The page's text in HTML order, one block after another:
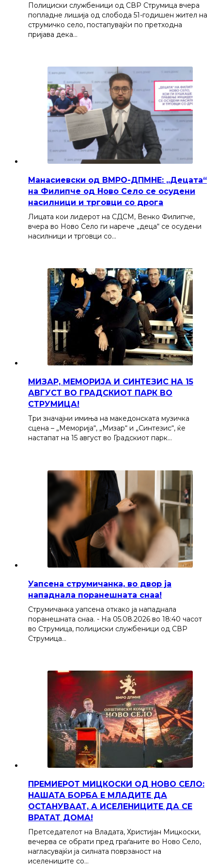
Полициски службеници од СВР Струмица вчера
попладне лишија од слобода 51-годишен жител на
струмичко село, постапувајќи по претходна
пријава дека…
Манасиевски од ВМРО-ДПМНЕ: „Децата“
на Филипче од Ново Село се осудени
насилници и трговци со дрога
Лицата кои лидерот на СДСМ, Венко Филипче,
вчера во Ново Село ги нарече „деца“ се осудени
насилници и трговци со…
МИЗАР, МЕМОРИЈА И СИНТЕЗИС НА 15
АВГУСТ ВО ГРАДСКИОТ ПАРК ВО
СТРУМИЦА!
Три значајни имиња на македонската музичка
сцена – „Меморија“, „Мизар“ и „Синтезис“, ќе
настапат на 15 август во Градскиот парк…
Уапсена струмичанка, во двор ја
нападнала поранешната снаа!
Струмичанка уапсена откако ја нападнала
поранешната снаа. - На 05.08.2026 во 18:40 часот
во Струмица, полициски службеници од СВР
Струмица…
ПРЕМИЕРОТ МИЦКОСКИ ОД НОВО СЕЛО:
НАШАТА БОРБА Е МЛАДИТЕ ДА
ОСТАНУВААТ, А ИСЕЛЕНИЦИТЕ ДА СЕ
ВРАТАТ ДОМА!
Претседателот на Владата, Христијан Мицкоски,
вечерва се обрати пред граѓаните во Ново Село,
нагласувајќи ја силната поврзаност на
иселениците со…